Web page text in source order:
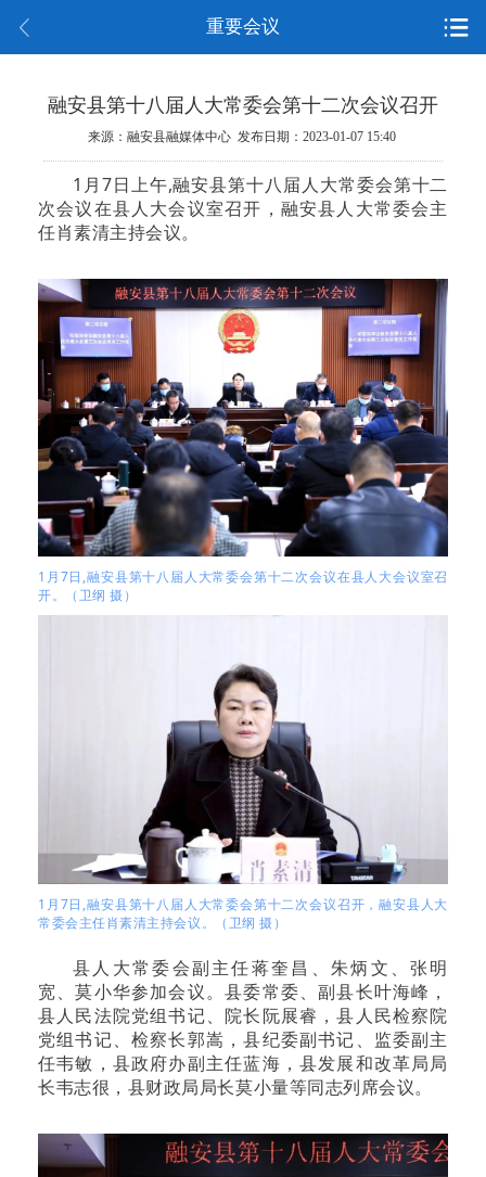
重要会议
融安县第十八届人大常委会第十二次会议召开
来源：融安县融媒体中心 发布日期：2023-01-07 15:40
1月7日上午,融安县第十八届人大常委会第十二
次会议在县人大会议室召开，融安县人大常委会主
任肖素清主持会议。
1月7日,融安县第十八届人大常委会第十二次会议在县人大会议室召
开。（卫纲 摄）
1月7日,融安县第十八届人大常委会第十二次会议召开，融安县人大
常委会主任肖素清主持会议。（卫纲 摄）
县人大常委会副主任蒋奎昌、朱炳文、张明
宽、莫小华参加会议。县委常委、副县长叶海峰，
县人民法院党组书记、院长阮展睿，县人民检察院
党组书记、检察长郭嵩，县纪委副书记、监委副主
任韦敏，县政府办副主任蓝海，县发展和改革局局
长韦志很，县财政局局长莫小量等同志列席会议。